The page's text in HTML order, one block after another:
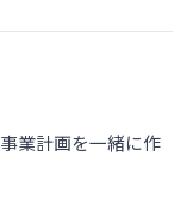
業計画を一緒に作